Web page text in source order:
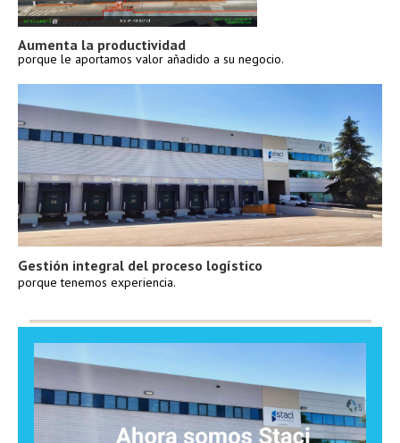
Aumenta la productividad
porque le aportamos valor añadido a su negocio.
Gestión integral del proceso logístico
porque tenemos experiencia.